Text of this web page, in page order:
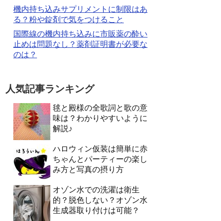
機内持ち込みサプリメントに制限はあ
る？粉や錠剤で気をつけること
国際線の機内持ち込みに市販薬の酔い
止めは問題なし？薬剤証明書が必要な
のは？
人気記事ランキング
毬と殿様の全歌詞と歌の意
味は？わかりやすいように
解説♪
ハロウィン仮装は簡単に赤
ちゃんとパーティーの楽し
み方と写真の摂り方
オゾン水での洗濯は衛生
的？脱色しない？オゾン水
生成器取り付けは可能？